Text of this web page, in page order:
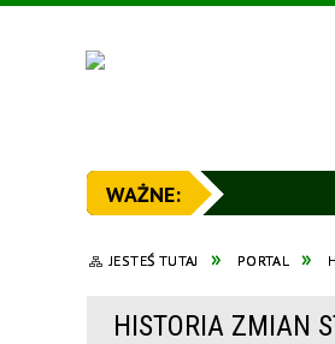
JESTEŚ TUTAJ PORTAL
HISTORIA ZMIAN